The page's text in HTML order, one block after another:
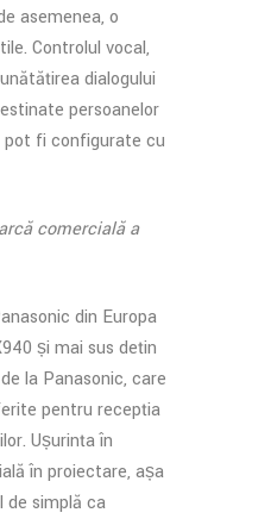
asemenea, o
Controlul vocal,
dialogului
persoanelor
pot fi configurate cu
comercială a
din Europa
și mai sus dețin
la Panasonic, care
pentru recepția
Ușurința în
în proiectare, așa
de simplă ca